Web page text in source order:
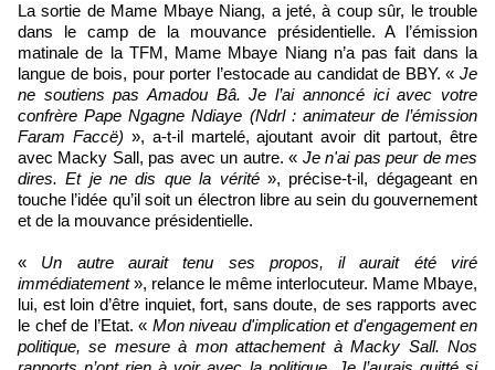
La sortie de Mame Mbaye Niang, a jeté, à coup sûr, le trouble
dans le camp de la mouvance présidentielle. A l’émission
matinale de la TFM, Mame Mbaye Niang n’a pas fait dans la
langue de bois, pour porter l’estocade au candidat de BBY. « Je
ne soutiens pas Amadou Bâ. Je l’ai annoncé ici avec votre
confrère Pape Ngagne Ndiaye (Ndrl : animateur de l’émission
Faram Faccë) », a-t-il martelé, ajoutant avoir dit partout, être
avec Macky Sall, pas avec un autre. « Je n'ai pas peur de mes
dires. Et je ne dis que la vérité », précise-t-il, dégageant en
touche l’idée qu’il soit un électron libre au sein du gouvernement
et de la mouvance présidentielle.
« Un autre aurait tenu ses propos, il aurait été viré
immédiatement», relance le même interlocuteur. Mame Mbaye,
lui, est loin d’être inquiet, fort, sans doute, de ses rapports avec
le chef de l’Etat. « Mon niveau d'implication et d'engagement en
politique, se mesure à mon attachement à Macky Sall. Nos